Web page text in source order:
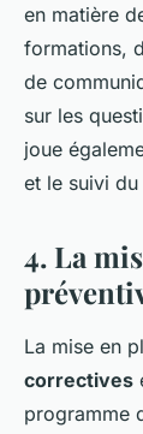
en matière
formations,
de
sur les
joue
et le suivi
4. La
La mise en
correctives
programme